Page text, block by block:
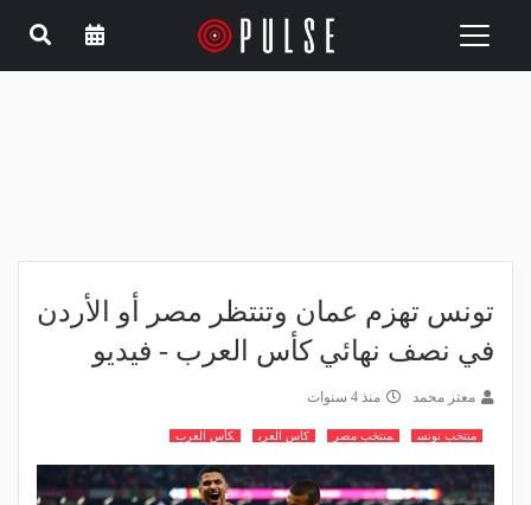
Toggle
تونس تهزم عمان وتنتظر مصر أو الأردن
في نصف نهائي كأس العرب - فيديو
معتز محمد منذ 4 سنوات
منتخب تونس منتخب مصر كاس العرب كأس العرب